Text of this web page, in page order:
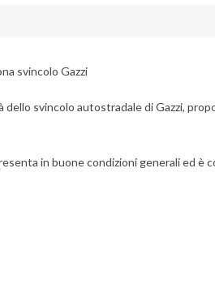
svincolo Gazzi
dello svincolo autostradale di Gazzi,
in buone condizioni generali ed è